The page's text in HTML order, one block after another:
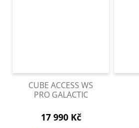
CUBE ACCESS WS
PRO GALACTIC
17 990 Kč